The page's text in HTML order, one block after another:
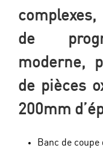
de
moderne,
de pièces
200mm
Banc de